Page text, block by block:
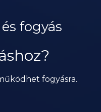
fogyás
fogyásra.